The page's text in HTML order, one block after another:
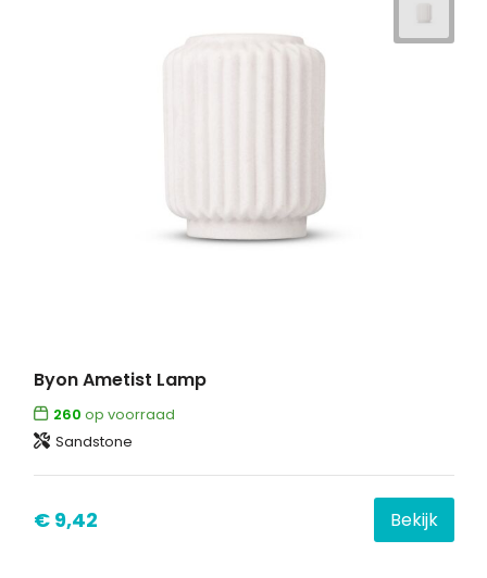
Byon Ametist Lamp
260 op voorraad
Sandstone
€ 9,42 Bekijk